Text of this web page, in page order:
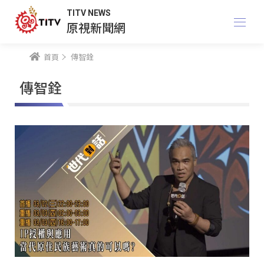
TITV NEWS
原視新聞網
首頁 傳智銓
傳智銓